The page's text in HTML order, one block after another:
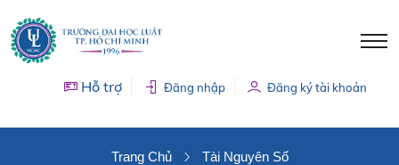
Hỗ trợ Đăng nhập Đăng ký tài khoản
Trang Chủ Tài Nguyên Số